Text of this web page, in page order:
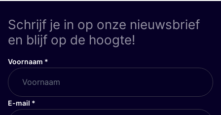
Schrijf je in op onze nieuwsbrief
en blijf op de hoogte!
Voornaam *
E-mail *